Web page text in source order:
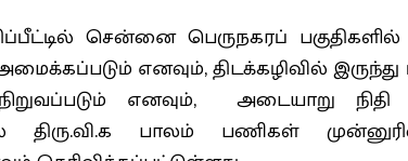
சென்னை பெருநகரப்
எனவும், திடக்கழிவில் இருந்து
எனவும், அடையாறு நிதி
திரு.வி.க பாலம் பணிகள்